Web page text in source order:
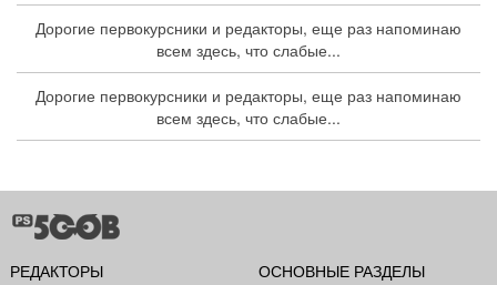
Дорогие первокурсники и редакторы, еще раз напоминаю
всем здесь, что слабые...
Дорогие первокурсники и редакторы, еще раз напоминаю
всем здесь, что слабые...
РЕДАКТОРЫ ОСНОВНЫЕ РАЗДЕЛЫ